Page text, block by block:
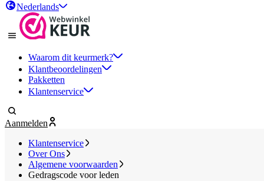
Nederlands
Waarom dit keurmerk?
Klantbeoordelingen
Pakketten
Klantenservice
Aanmelden
Klantenservice
Over Ons
Algemene voorwaarden
Gedragscode voor leden